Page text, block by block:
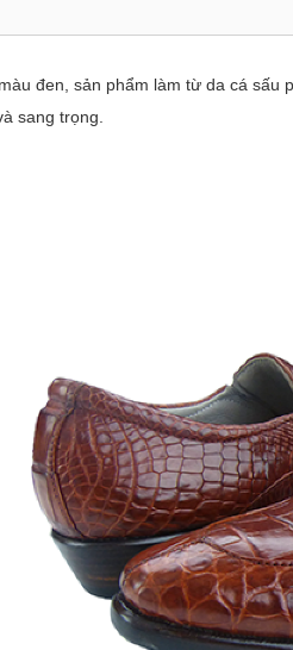
đen, sản phẩm làm từ da cá
sang trọng.